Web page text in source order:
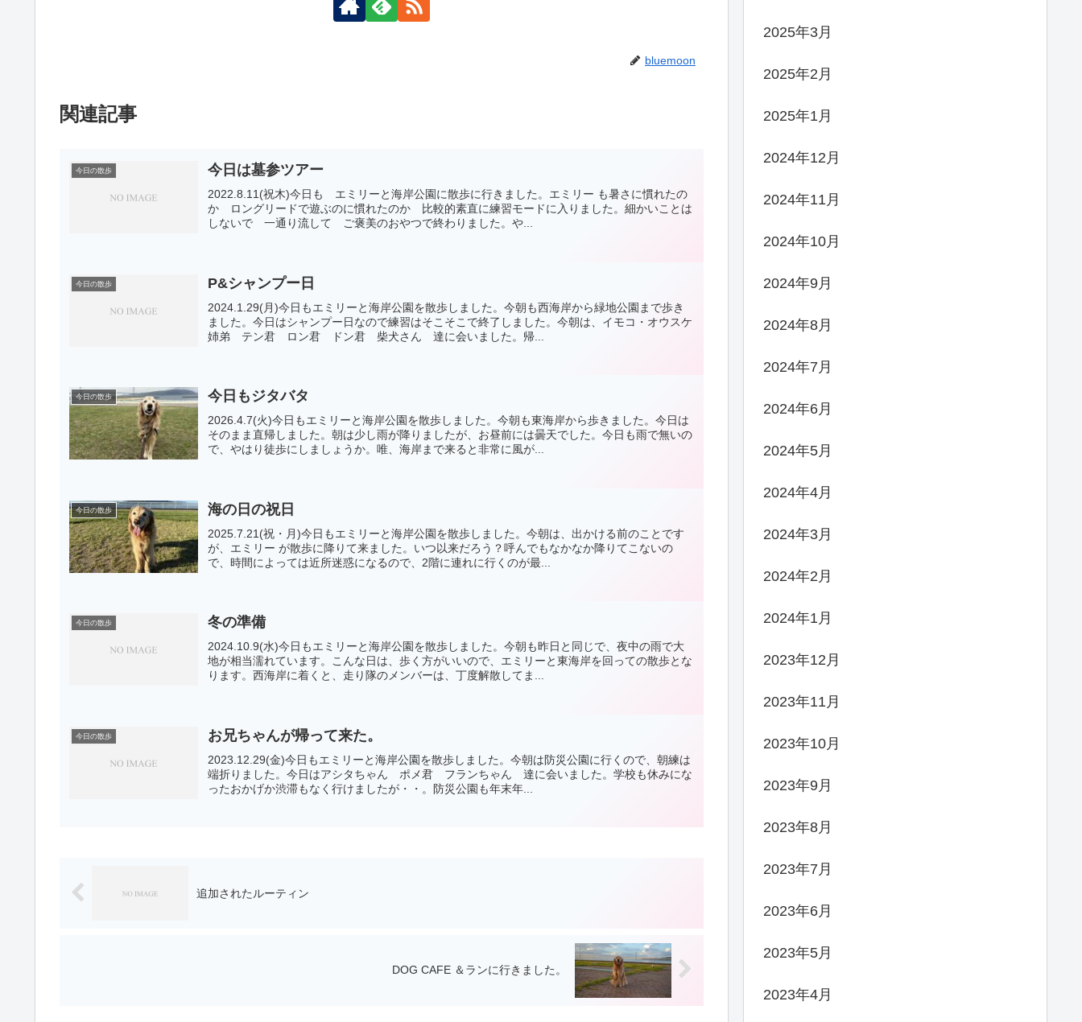
bluemoon
関連記事
今日の散歩 今日は墓参ツアー
2022.8.11(祝木)今日も エミリーと海岸公園に散歩に行きました。エミリー も暑さに慣れたの
か ロングリードで遊ぶのに慣れたのか 比較的素直に練習モードに入りました。細かいことは
しないで 一通り流して ご褒美のおやつで終わりました。や...
今日の散歩 P&シャンプー日
2024.1.29(月)今日もエミリーと海岸公園を散歩しました。今朝も西海岸から緑地公園まで歩き
ました。今日はシャンプー日なので練習はそこそこで終了しました。今朝は、イモコ・オウスケ
姉弟 テン君 ロン君 ドン君 柴犬さん 達に会いました。帰...
今日の散歩 今日もジタバタ
2026.4.7(火)今日もエミリーと海岸公園を散歩しました。今朝も東海岸から歩きました。今日は
そのまま直帰しました。朝は少し雨が降りましたが、お昼前には曇天でした。今日も雨で無いの
で、やはり徒歩にしましょうか。唯、海岸まで来ると非常に風が...
今日の散歩 海の日の祝日
2025.7.21(祝・月)今日もエミリーと海岸公園を散歩しました。今朝は、出かける前のことです
が、エミリー が散歩に降りて来ました。いつ以来だろう？呼んでもなかなか降りてこないの
で、時間によっては近所迷惑になるので、2階に連れに行くのが最...
今日の散歩 冬の準備
2024.10.9(水)今日もエミリーと海岸公園を散歩しました。今朝も昨日と同じで、夜中の雨で大
地が相当濡れています。こんな日は、歩く方がいいので、エミリーと東海岸を回っての散歩とな
ります。西海岸に着くと、走り隊のメンバーは、丁度解散してま...
今日の散歩 お兄ちゃんが帰って来た。
2023.12.29(金)今日もエミリーと海岸公園を散歩しました。今朝は防災公園に行くので、朝練は
端折りました。今日はアシタちゃん ポメ君 フランちゃん 達に会いました。学校も休みにな
ったおかげか渋滞もなく行けましたが・・。防災公園も年末年...
追加されたルーティン
DOG CAFE ＆ランに行きました。
2025年3月
2025年2月
2025年1月
2024年12月
2024年11月
2024年10月
2024年9月
2024年8月
2024年7月
2024年6月
2024年5月
2024年4月
2024年3月
2024年2月
2024年1月
2023年12月
2023年11月
2023年10月
2023年9月
2023年8月
2023年7月
2023年6月
2023年5月
2023年4月